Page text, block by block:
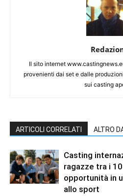
Il sito internet
provenienti dai set e dalle
sui casting
ARTICOLI CORRELATI ALTRO
Casting
ragazze tra i
opportunità in
allo sport